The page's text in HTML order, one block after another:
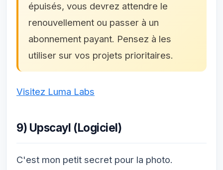
épuisés, vous devrez attendre le
renouvellement ou passer à un
abonnement payant. Pensez à les
utiliser sur vos projets prioritaires.
Visitez Luma Labs
9) Upscayl (Logiciel)
C'est mon petit secret pour la photo.